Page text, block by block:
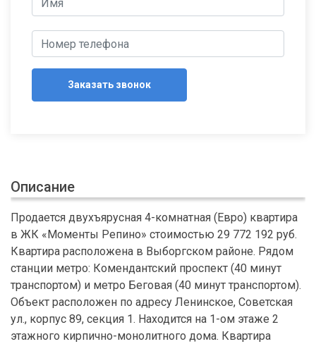
Заказать звонок
Описание
Продается двухъярусная 4-комнатная (Евро) квартира
в ЖК «Моменты Репино» стоимостью 29 772 192 руб.
Квартира расположена в Выборгском районе. Рядом
станции метро: Комендантский проспект (40 минут
транспортом) и метро Беговая (40 минут транспортом).
Объект расположен по адресу Ленинское, Советская
ул., корпус 89, секция 1. Находится на 1-ом этаже 2
этажного кирпично-монолитного дома. Квартира